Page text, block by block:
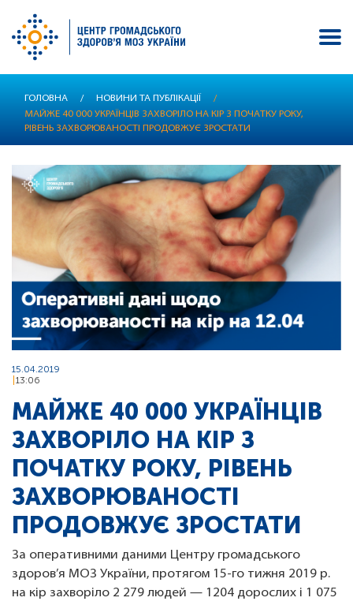
ГОЛОВНА / НОВИНИ ТА ПУБЛІКАЦІЇ
/
МАЙЖЕ 40 000 УКРАЇНЦІВ ЗАХВОРІЛО НА КІР З ПОЧАТКУ РОКУ,
РІВЕНЬ ЗАХВОРЮВАНОСТІ ПРОДОВЖУЄ ЗРОСТАТИ
15.04.2019
13:06
МАЙЖЕ 40 000 УКРАЇНЦІВ
ЗАХВОРІЛО НА КІР З
ПОЧАТКУ РОКУ, РІВЕНЬ
ЗАХВОРЮВАНОСТІ
ПРОДОВЖУЄ ЗРОСТАТИ
За оперативними даними Центру громадського
здоров’я МОЗ України, протягом 15-го тижня 2019 р.
на кір захворіло 2 279 людей — 1204 дорослих і 1 075